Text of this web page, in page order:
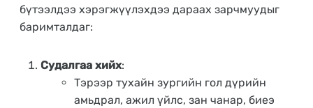
бүтээлдээ хэрэгжүүлэхдээ дараах зарчмуудыг
баримталдаг:
Судалгаа хийх:
Тэрээр тухайн зургийн гол дүрийн
амьдрал, ажил үйлс, зан чанар, биеэ